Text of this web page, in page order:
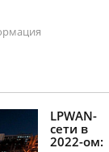
LPWAN-
сети в
2022-ом: